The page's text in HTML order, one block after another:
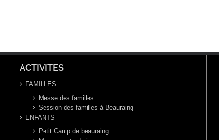
ACTIVITES
FAMILLES
Messe des familles
Session des familles à Beauraing
ENFANTS
Petit Camp de beauraing